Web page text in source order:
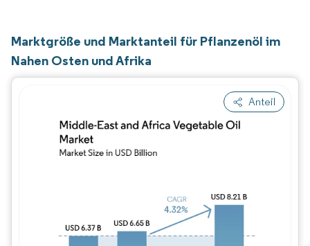
Marktgröße und Marktanteil für Pflanzenöl im
Nahen Osten und Afrika
Anteil